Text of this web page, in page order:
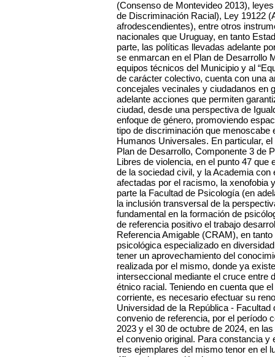
(Consenso de Montevideo 2013),
de Discriminación Racial), Ley 19122
afrodescendientes), entre otros
nacionales que Uruguay, en tanto
parte, las políticas llevadas adelante
se enmarcan en el Plan de Desarrollo
equipos técnicos del Municipio y al
de carácter colectivo, cuenta con una
concejales vecinales y ciudadanos en
adelante acciones que permiten
ciudad, desde una perspectiva de
enfoque de género, promoviendo
tipo de discriminación que
Humanos Universales. En particular,
Plan de Desarrollo, Componente 3 de
Libres de violencia, en el punto 47 que
de la sociedad civil, y la Academia
afectadas por el racismo, la xenofobia
parte la Facultad de Psicología (en
la inclusión transversal de la
fundamental en la formación de
de referencia positivo el trabajo
Referencia Amigable (CRAM), en
psicológica especializado en
tener un aprovechamiento del
realizada por el mismo, donde ya
interseccional mediante el cruce entre
étnico racial. Teniendo en cuenta que
corriente, es necesario efectuar su
Universidad de la República - Facultad
convenio de referencia, por el período
2023 y el 30 de octubre de 2024, en
el convenio original. Para constancia
tres ejemplares del mismo tenor en el